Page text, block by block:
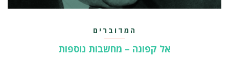
המדוברים
אל קפונה – מחשבות נוספות